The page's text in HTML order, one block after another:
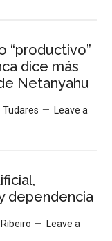
“productivo”
dice más
Netanyahu
Tudares
Leave a
dependencia
Leave a